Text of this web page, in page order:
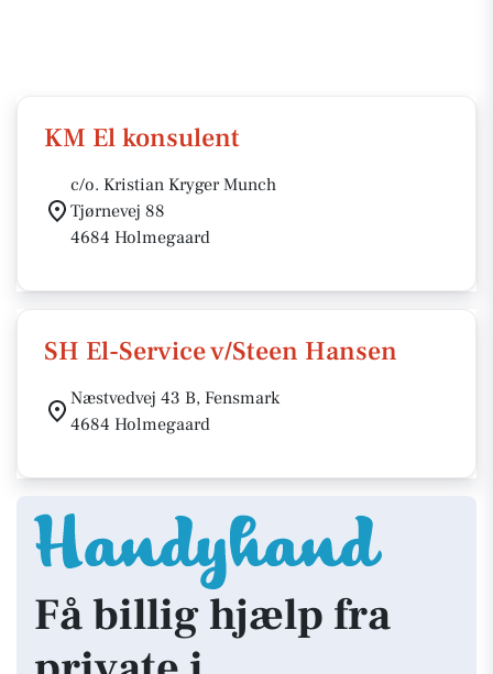
KM El konsulent
c/o. Kristian Kryger Munch
Tjørnevej 88
4684 Holmegaard
SH El-Service v/Steen Hansen
Næstvedvej 43 B, Fensmark
4684 Holmegaard
Få billig hjælp fra